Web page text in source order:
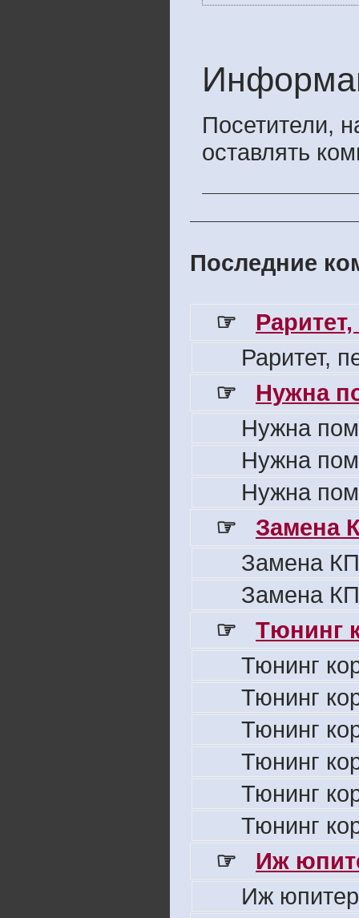
Посетители,
оставлять
Последние
☞
Раритет,
☞
Нужна
Нужна
Нужна
Нужна
☞
Замена
Замена
Замена
☞
Тюнинг
Тюнинг
Тюнинг
Тюнинг
Тюнинг
Тюнинг
Тюнинг
☞
Иж
Иж